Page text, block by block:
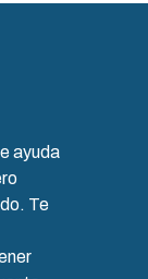
ayuda
Te